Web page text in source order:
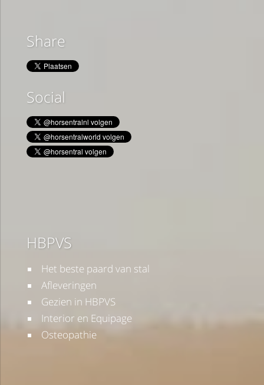
Share
Social
HBPVS
Het beste paard van stal
Afleveringen
Gezien in HBPVS
Interior en Equipage
Osteopathie